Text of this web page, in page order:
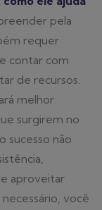
pela
requer
contar com
de recursos.
melhor
surgirem no
sucesso não
aproveitar
você